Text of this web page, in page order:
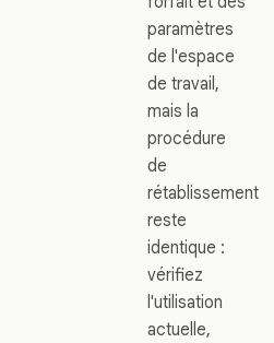
paramètres
de l'espace
de travail,
mais la
procédure
de
rétablissement
reste
identique :
vérifiez
l'utilisation
actuelle,